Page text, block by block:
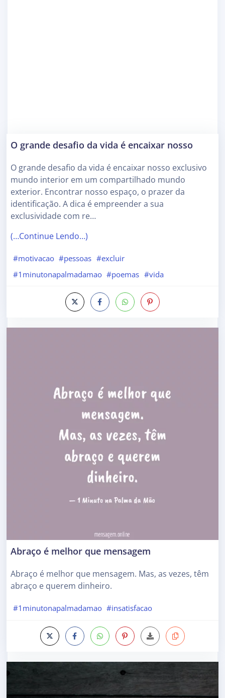
O grande desafio da vida é encaixar nosso
O grande desafio da vida é encaixar nosso exclusivo
mundo interior em um compartilhado mundo
exterior. Encontrar nosso espaço, o prazer da
identificação. A dica é empreender a sua
exclusividade com re…
(…Continue Lendo…)
#motivacao #pessoas #excluir
#1minutonapalmadamao #poemas #vida
Abraço é melhor que mensagem
Abraço é melhor que mensagem. Mas, as vezes, têm
abraço e querem dinheiro.
#1minutonapalmadamao #insatisfacao